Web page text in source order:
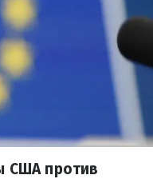
США против